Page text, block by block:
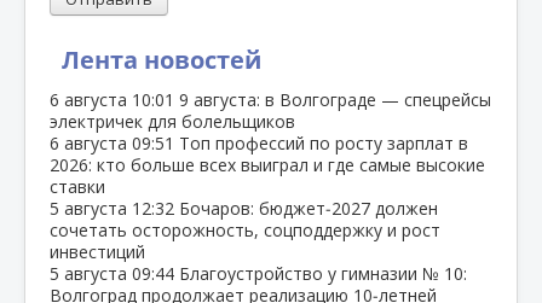
Лента новостей
6 августа 10:01 9 августа: в Волгограде — спецрейсы
электричек для болельщиков
6 августа 09:51 Топ профессий по росту зарплат в
2026: кто больше всех выиграл и где самые высокие
ставки
5 августа 12:32 Бочаров: бюджет‑2027 должен
сочетать осторожность, соцподдержку и рост
инвестиций
5 августа 09:44 Благоустройство у гимназии № 10:
Волгоград продолжает реализацию 10‑летней